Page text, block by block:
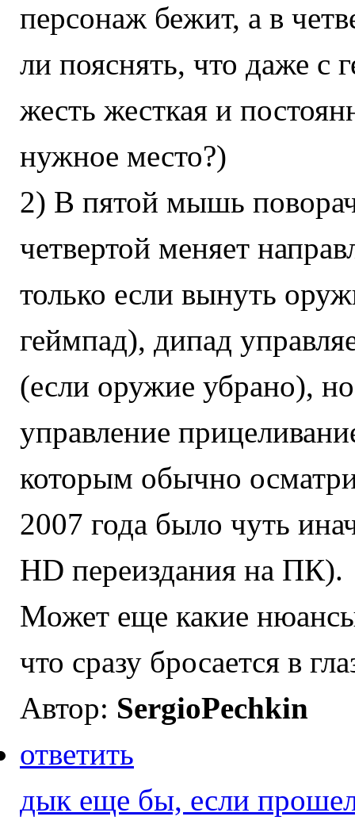
персонаж бежит, а в
ли пояснять, что даже
жесть жесткая и
нужное место?)
2) В пятой мышь
четвертой меняет
только если вынуть
геймпад), дипад
(если оружие убрано),
управление
которым обычно
2007 года было чуть
HD переиздания на ПК).
Может еще какие
что сразу бросается в
Автор: SergioPechkin
ответить
дык еще бы, если